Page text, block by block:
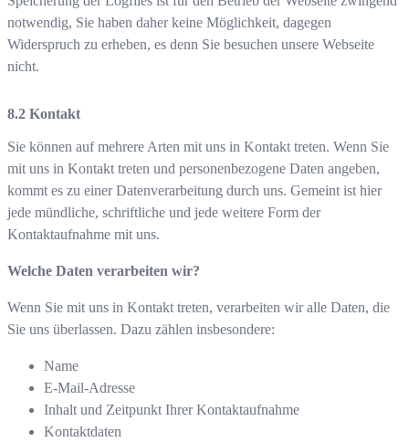
notwendig, Sie haben daher keine Möglichkeit, dagegen
Widerspruch zu erheben, es denn Sie besuchen unsere Webseite
nicht.
Kontakt
Sie können auf mehrere Arten mit uns in Kontakt treten. Wenn Sie
mit uns in Kontakt treten und personenbezogene Daten angeben,
kommt es zu einer Datenverarbeitung durch uns. Gemeint ist hier
jede mündliche, schriftliche und jede weitere Form der
Kontaktaufnahme mit uns.
Welche Daten verarbeiten wir?
Wenn Sie mit uns in Kontakt treten, verarbeiten wir alle Daten, die
Sie uns überlassen. Dazu zählen insbesondere:
Name
E-Mail-Adresse
Inhalt und Zeitpunkt Ihrer Kontaktaufnahme
Kontaktdaten